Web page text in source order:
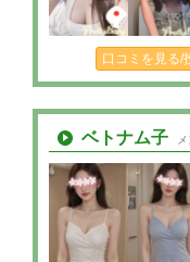
口コミを見る/
ベトナム子